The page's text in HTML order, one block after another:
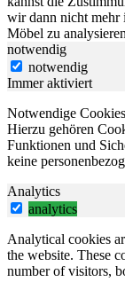
wir dann nicht mehr
Möbel zu
notwendig
notwendig
Immer aktiviert
Notwendige
Hierzu gehören
Funktionen und
keine
Analytics
analytics
Analytical cookies
the website. These
number of visitors,